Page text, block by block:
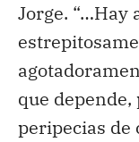
Jorge. “…Hay
que depende,
peripecias de